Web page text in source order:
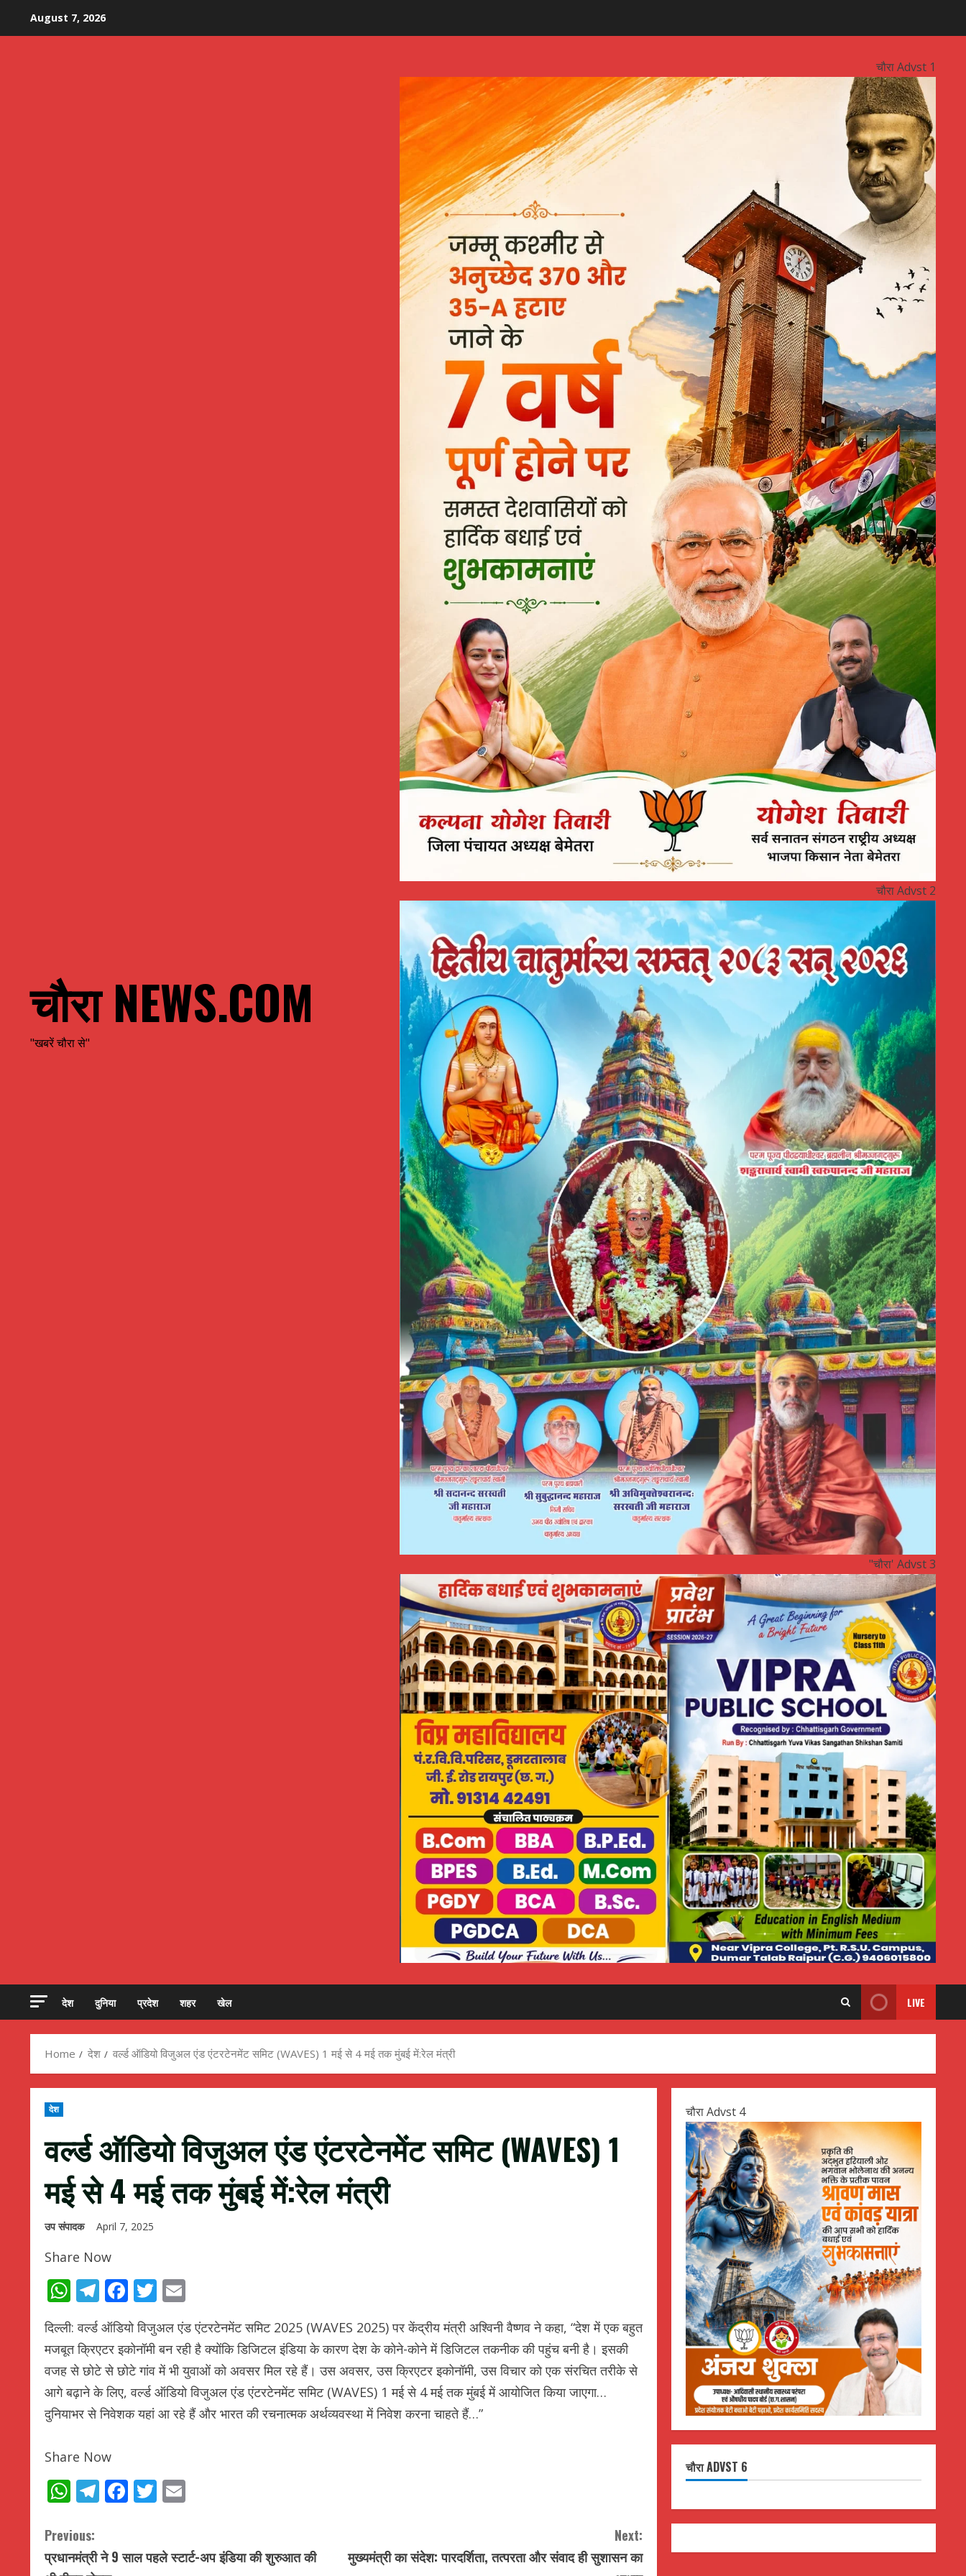
August 7, 2026
चौरा NEWS.COM
"खबरें चौरा से"
चौरा Advst 1
चौरा Advst 2
"चौरा' Advst 3
देश दुनिया प्रदेश शहर खेल LIVE
Home देश वर्ल्ड ऑडियो विजुअल एंड एंटरटेनमेंट समिट (WAVES) 1 मई से 4 मई तक मुंबई में:रेल मंत्री
देश
वर्ल्ड ऑडियो विजुअल एंड एंटरटेनमेंट समिट (WAVES) 1
मई से 4 मई तक मुंबई में:रेल मंत्री
उप संपादक April 7, 2025
Share Now
WhatsApp
Telegram
Facebook
Twitter
दिल्ली: वर्ल्ड ऑडियो विजुअल एंड एंटरटेनमेंट समिट 2025 (WAVES 2025) पर केंद्रीय मंत्री अश्विनी वैष्णव ने कहा, “देश में एक बहुत
मजबूत क्रिएटर इकोनॉमी बन रही है क्योंकि डिजिटल इंडिया के कारण देश के कोने-कोने में डिजिटल तकनीक की पहुंच बनी है। इसकी
वजह से छोटे से छोटे गांव में भी युवाओं को अवसर मिल रहे हैं। उस अवसर, उस क्रिएटर इकोनॉमी, उस विचार को एक संरचित तरीके से
आगे बढ़ाने के लिए, वर्ल्ड ऑडियो विजुअल एंड एंटरटेनमेंट समिट (WAVES) 1 मई से 4 मई तक मुंबई में आयोजित किया जाएगा…
दुनियाभर से निवेशक यहां आ रहे हैं और भारत की रचनात्मक अर्थव्यवस्था में निवेश करना चाहते हैं…”
Share Now
WhatsApp
Telegram
Facebook
Twitter
C
o
Previous:
प्रधानमंत्री ने 9 साल पहले स्टार्ट-अप इंडिया की शुरुआत की
Next:
मुख्यमंत्री का संदेश: पारदर्शिता, तत्परता और संवाद ही सुशासन का
चौरा Advst 4
चौरा ADVST 6